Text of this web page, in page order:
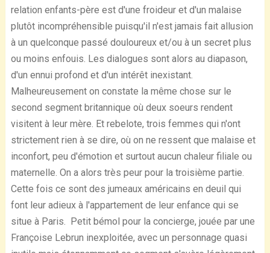
relation enfants-père est d'une froideur et d'un malaise
plutôt incompréhensible puisqu'il n'est jamais fait allusion
à un quelconque passé douloureux et/ou à un secret plus
ou moins enfouis. Les dialogues sont alors au diapason,
d'un ennui profond et d'un intérêt inexistant.
Malheureusement on constate la même chose sur le
second segment britannique où deux soeurs rendent
visitent à leur mère. Et rebelote, trois femmes qui n'ont
strictement rien à se dire, où on ne ressent que malaise et
inconfort, peu d'émotion et surtout aucun chaleur filiale ou
maternelle. On a alors très peur pour la troisième partie.
Cette fois ce sont des jumeaux américains en deuil qui
font leur adieux à l'appartement de leur enfance qui se
situe à Paris. Petit bémol pour la concierge, jouée par une
Françoise Lebrun inexploitée, avec un personnage quasi